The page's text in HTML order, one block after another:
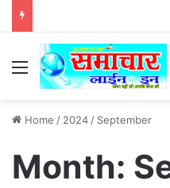
Menu
Home / 2024/ September
Month: